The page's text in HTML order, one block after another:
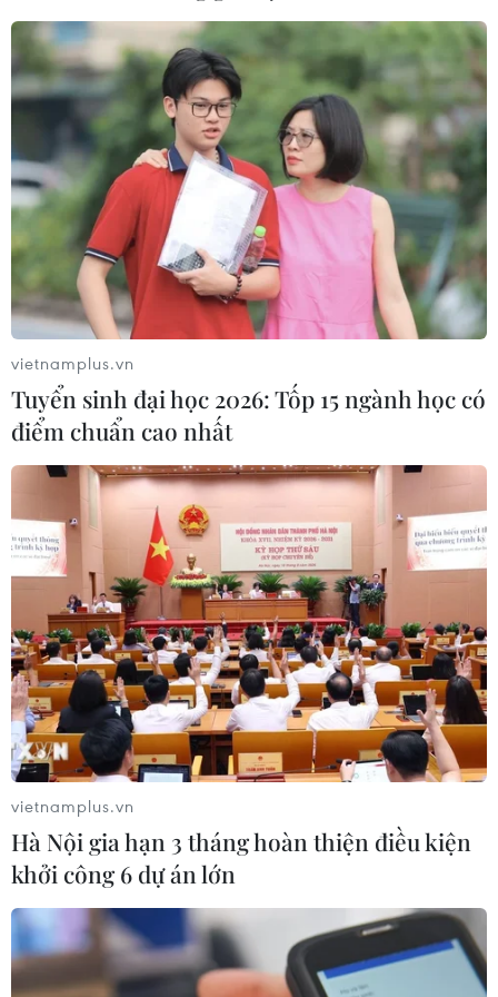
Mỹ sẽ thành lập 31 trung tâm công nghệ
mới nhằm thúc đẩy sáng tạo
23/10/2023 13:51
Bộ Thương mại Mỹ đã tuyển chọn 31 trung tâm công
nghệ từ 400 hồ sơ xin tài trợ theo chương trình thúc đẩy
phát triển công nghệ với tổng trị giá 500 triệu USD được
công bố hồi tháng 5 vừa qua.
vietnamplus.vn
Tuyển sinh đại học 2026: Tốp 15 ngành học có
điểm chuẩn cao nhất
vietnamplus.vn
Hà Nội gia hạn 3 tháng hoàn thiện điều kiện
khởi công 6 dự án lớn